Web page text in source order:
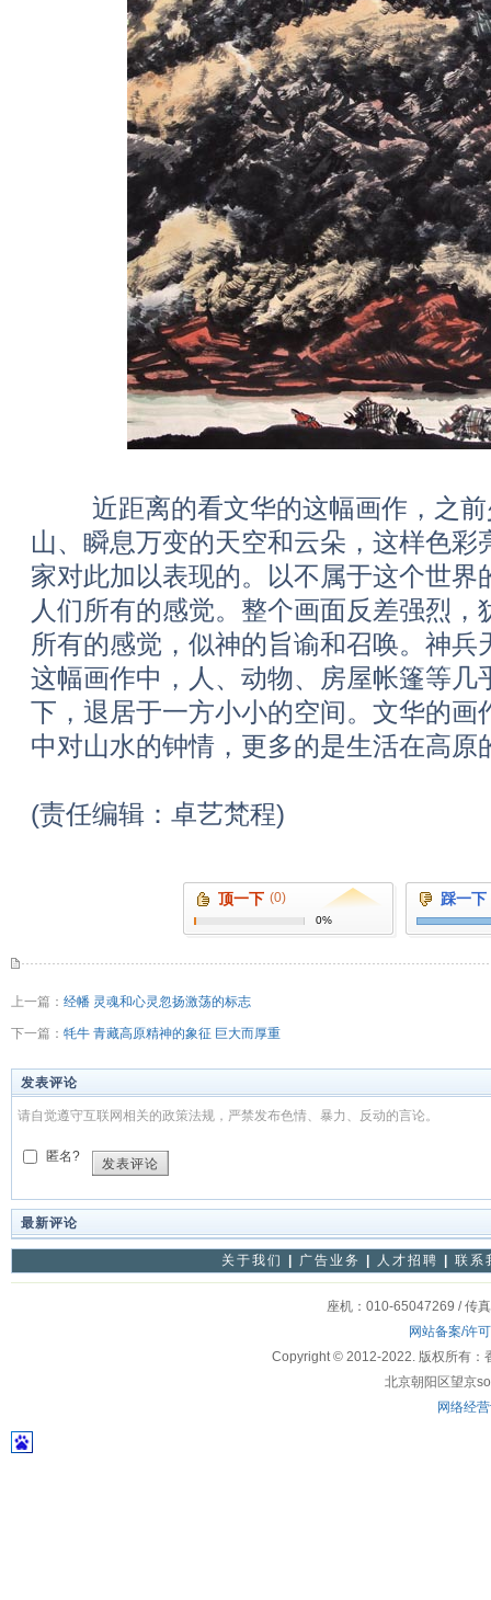
近距离的看文华的这幅画作，之前
山、瞬息万变的天空和云朵，这样色彩
家对此加以表现的。以不属于这个世界
人们所有的感觉。整个画面反差强烈
所有的感觉，似神的旨谕和召唤。神兵
这幅画作中，人、动物、房屋帐篷等几
下，退居于一方小小的空间。文华的画
中对山水的钟情，更多的是生活在高原
(责任编辑：卓艺梵程)
顶一下 (0)
0%
踩一下
上一篇： 经幡 灵魂和心灵忽扬激荡的标志
下一篇： 牦牛 青藏高原精神的象征 巨大而厚重
发表评论
请自觉遵守互联网相关的政策法规，严禁发布色情、暴力、反动的言论。
匿名?
发表评论
最新评论
关于我们 广告业务 人才招聘 联系
座机：010-65047269 / 传
网站备案/许
Copyright © 2012-2022. 版权所有：
北京朝阳区望京
网络经